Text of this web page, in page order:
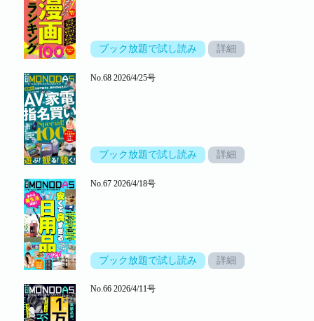
ブック放題で試し読み 詳細
No.68 2026/4/25号
ブック放題で試し読み 詳細
No.67 2026/4/18号
ブック放題で試し読み 詳細
No.66 2026/4/11号